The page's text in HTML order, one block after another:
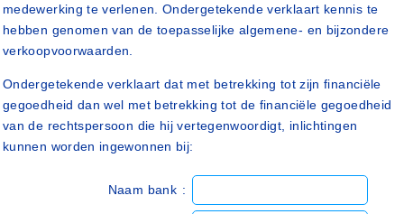
medewerking te verlenen. Ondergetekende verklaart kennis te
hebben genomen van de toepasselijke algemene- en bijzondere
verkoopvoorwaarden.
Ondergetekende verklaart dat met betrekking tot zijn financiële
gegoedheid dan wel met betrekking tot de financiële gegoedheid
van de rechtspersoon die hij vertegenwoordigt, inlichtingen
kunnen worden ingewonnen bij:
Naam bank :